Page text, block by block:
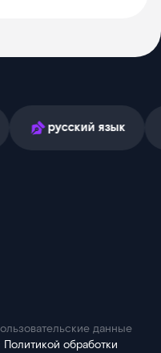
язык
данные
Политикой обработки